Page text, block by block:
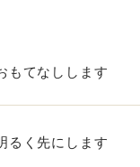
もてなしします
るく先にします